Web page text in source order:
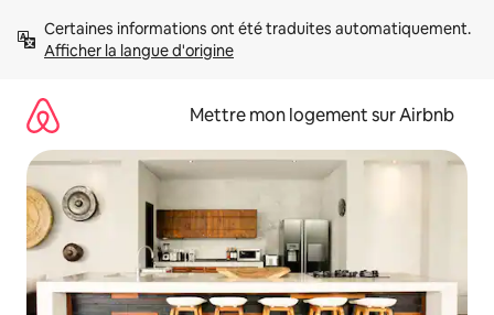
directement
Afficher la langue d'origine
Mettre mon logement sur Airbnb